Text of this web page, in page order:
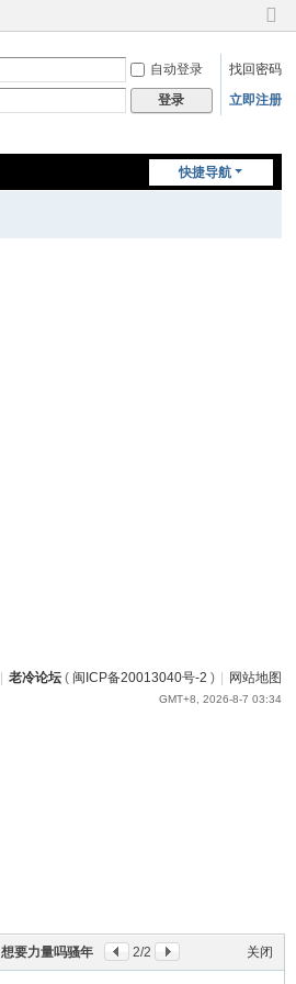
切
到
窄
自动登录
找回密码
登录 立即注册
快捷导航
关闭
想要力量吗骚年 2/2
老冷论坛( 闽ICP备20013040号-2 ) 网站地图
GMT+8, 2026-8-7 03:34